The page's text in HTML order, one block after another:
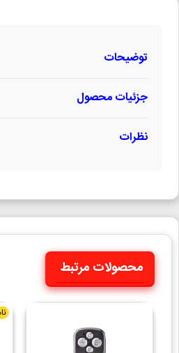
توضیحات
جزئیات محصول
نظرات
محصولات مرتبط